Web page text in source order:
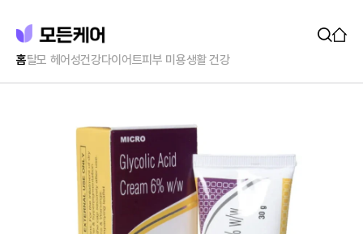
홈탈모 헤어 성건강다이어트피부 미용생활 건강